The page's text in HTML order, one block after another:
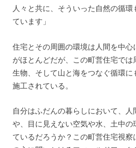
人々と共に、そういった自然の循
ています」
住宅とその周囲の環境は人間を中心
がほとんどだが、この町営住宅で
生物、そして山と海をつなぐ循環に
施工されている。
自分はふだんの暮らしにおいて、
や、目に見えない空気や水、土中の
ているだろうか？この町営住宅視察